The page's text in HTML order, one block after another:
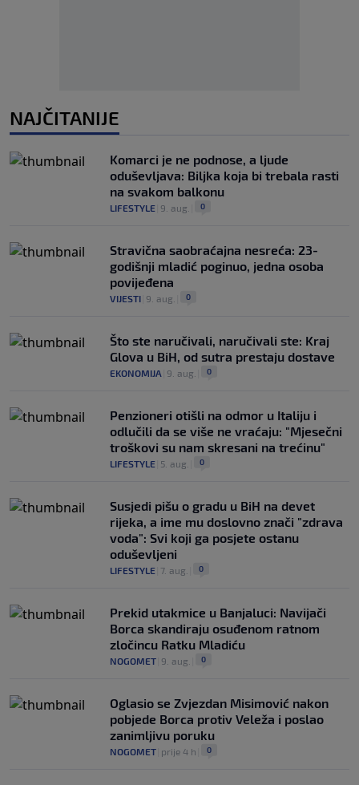
NAJČITANIJE
Komarci je ne podnose, a ljude
oduševljava: Biljka koja bi trebala rasti
na svakom balkonu
LIFESTYLE 9. aug. 0
Stravična saobraćajna nesreća: 23-
godišnji mladić poginuo, jedna osoba
povijeđena
VIJESTI 9. aug. 0
Što ste naručivali, naručivali ste: Kraj
Glova u BiH, od sutra prestaju dostave
EKONOMIJA 9. aug. 0
Penzioneri otišli na odmor u Italiju i
odlučili da se više ne vraćaju: "Mjesečni
troškovi su nam skresani na trećinu"
LIFESTYLE 5. aug. 0
Susjedi pišu o gradu u BiH na devet
rijeka, a ime mu doslovno znači "zdrava
voda": Svi koji ga posjete ostanu
oduševljeni
LIFESTYLE 7. aug. 0
Prekid utakmice u Banjaluci: Navijači
Borca skandiraju osuđenom ratnom
zločincu Ratku Mladiću
NOGOMET 9. aug. 0
Oglasio se Zvjezdan Misimović nakon
pobjede Borca protiv Veleža i poslao
zanimljivu poruku
NOGOMET prije 4 h 0